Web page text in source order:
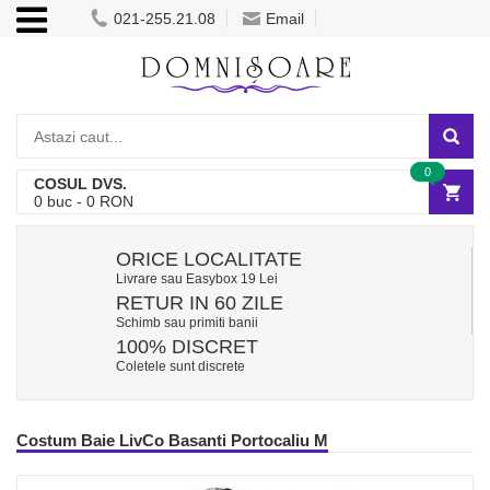
021-255.21.08 Email
COSUL DVS.
0 buc - 0 RON
0
ORICE LOCALITATE
Livrare sau Easybox 19 Lei
RETUR IN 60 ZILE
Schimb sau primiti banii
100% DISCRET
Coletele sunt discrete
Costum Baie LivCo Basanti Portocaliu M